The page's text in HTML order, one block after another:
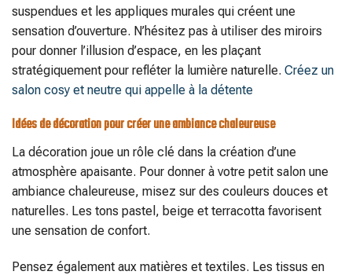
suspendues et les appliques murales qui créent une
sensation d’ouverture. N’hésitez pas à utiliser des miroirs
pour donner l’illusion d’espace, en les plaçant
stratégiquement pour refléter la lumière naturelle. Créez un
salon cosy et neutre qui appelle à la détente
Idées de décoration pour créer une ambiance chaleureuse
La décoration joue un rôle clé dans la création d’une
atmosphère apaisante. Pour donner à votre petit salon une
ambiance chaleureuse, misez sur des couleurs douces et
naturelles. Les tons pastel, beige et terracotta favorisent
une sensation de confort.
Pensez également aux matières et textiles. Les tissus en